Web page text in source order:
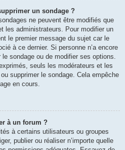
un sondage ?
ne peuvent être modifiés que
les administrateurs. Pour modifier un
le premier message du sujet car le
à ce dernier. Si personne n’a encore
sondage ou de modifier ses options.
seuls les modérateurs et les
supprimer le sondage. Cela empêche
en cours.
à un forum ?
à certains utilisateurs ou groupes
publier ou réaliser n’importe quelle